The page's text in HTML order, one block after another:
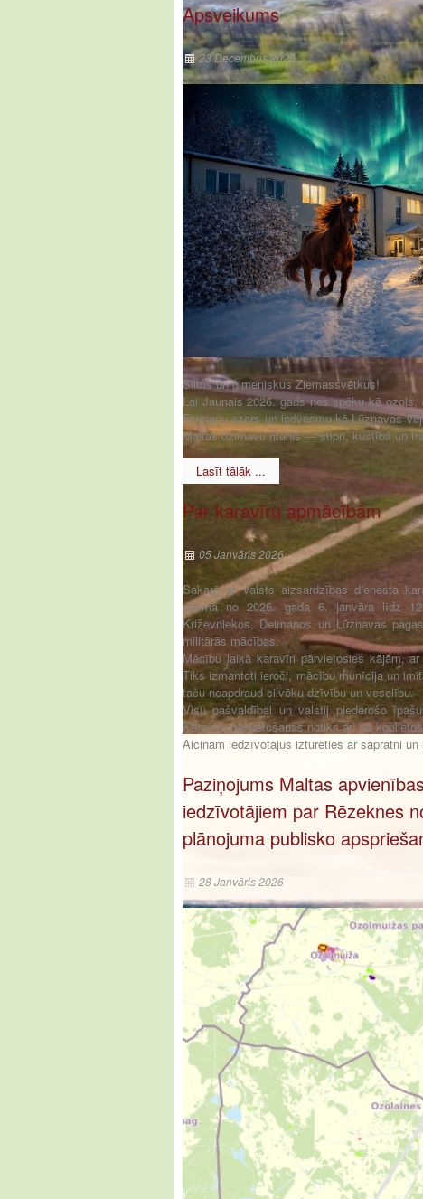
Apsveikums
23 Decembris 2025
Siltus un ģimeniskus Ziemassvētkus!
Lai Jaunais 2026. gads nes spēku kā
Feimaņu ezers un iedvesmu kā Lūznavas
Maltas dzirnavu ritenis — stipri, kustībā un
Lasīt tālāk ...
Par karavīru apmācībām
05 Janvāris 2026
Sakarā ar Valsts aizsardzības dienesta
posmā no 2026. gada 6. janvāra līdz
Križevniekos, Deimaņos un Lūznavas
militārās mācības.
Mācību laikā karavīri pārvietosies kājām,
Tiks izmantoti ieroči, mācību munīcija un
taču neapdraud cilvēku dzīvību un veselību.
Visu pašvaldībai un valstij piederošo
Karavīru pārvietošanās notiks arī pa
Aicinām iedzīvotājus izturēties ar sapratni
Paziņojums Maltas
iedzīvotājiem par Rēzeknes
plānojuma publisko
28 Janvāris 2026